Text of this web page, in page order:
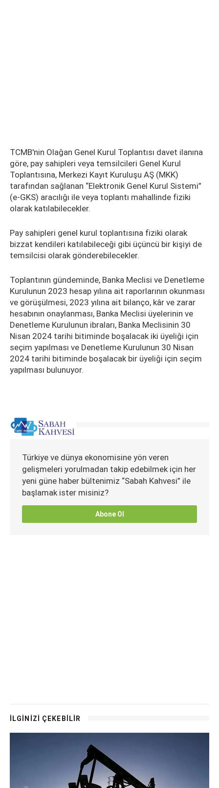
TCMB'nin Olağan Genel Kurul Toplantısı davet ilanına
göre, pay sahipleri veya temsilcileri Genel Kurul
Toplantısına, Merkezi Kayıt Kuruluşu AŞ (MKK)
tarafından sağlanan “Elektronik Genel Kurul Sistemi”
(e-GKS) aracılığı ile veya toplantı mahallinde fiziki
olarak katılabilecekler.
Pay sahipleri genel kurul toplantısına fiziki olarak
bizzat kendileri katılabileceği gibi üçüncü bir kişiyi de
temsilcisi olarak gönderebilecekler.
Toplantının gündeminde, Banka Meclisi ve Denetleme
Kurulunun 2023 hesap yılına ait raporlarının okunması
ve görüşülmesi, 2023 yılına ait bilanço, kâr ve zarar
hesabının onaylanması, Banka Meclisi üyelerinin ve
Denetleme Kurulunun ibraları, Banka Meclisinin 30
Nisan 2024 tarihi bitiminde boşalacak iki üyeliği için
seçim yapılması ve Denetleme Kurulunun 30 Nisan
2024 tarihi bitiminde boşalacak bir üyeliği için seçim
yapılması bulunuyor.
Türkiye ve dünya ekonomisine yön veren
gelişmeleri yorulmadan takip edebilmek için her
yeni güne haber bültenimiz “Sabah Kahvesi” ile
başlamak ister misiniz?
Abone Ol
İLGİNİZİ ÇEKEBİLİR